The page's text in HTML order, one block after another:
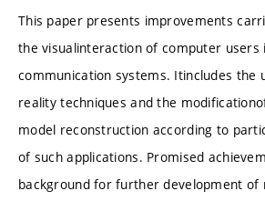
This paper presents improvements
the visualinteraction of computer users
communication systems. Itincludes the
reality techniques and the
model reconstruction according to
of such applications. Promised
background for further development of